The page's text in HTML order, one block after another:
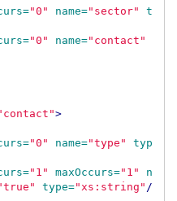
"0" name="sector"
t
"0" name="contact"
>
"0" name="type"
typ
"1" maxOccurs="1"
n
type="xs:string" /